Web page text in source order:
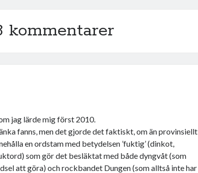
kommentarer
jag lärde mig först 2010.
fanns, men det gjorde det faktiskt, om än provinsiellt
en ordstam med betydelsen ’fuktig’ (dinkot,
som gör det besläktat med både dyngvåt (som
att göra) och rockbandet Dungen (som alltså inte har